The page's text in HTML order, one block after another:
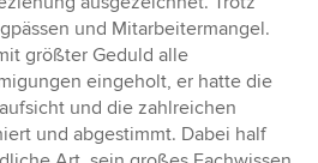
und Mitarbeitermangel.
größter Geduld alle
eingeholt, er hatte die
und die zahlreichen
und abgestimmt. Dabei half